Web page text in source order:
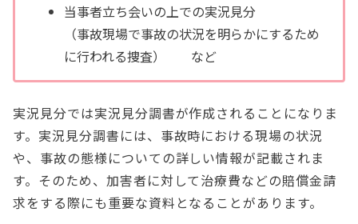
当事者立ち会いの上での実況見分
（事故現場で事故の状況を明らかにするため
に行われる捜査） など
実況見分では実況見分調書が作成されることになりま
す。実況見分調書には、事故時における現場の状況
や、事故の態様についての詳しい情報が記載されま
す。そのため、加害者に対して治療費などの賠償金請
求をする際にも重要な資料となることがあります。